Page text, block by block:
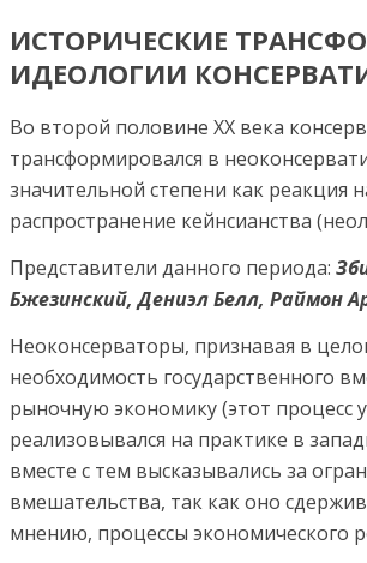
ИСТОРИЧЕСКИЕ
ИДЕОЛОГИИ
Во второй половине ХХ века
трансформировался в
значительной степени как реакция
распространение кейнсианства
Представители данного периода:
Бжезинский, Дениэл Белл, Раймон
Неоконсерваторы, признавая в
необходимость государственного
рыночную экономику (этот процесс
реализовывался на практике в
вместе с тем высказывались за
вмешательства, так как оно
мнению, процессы экономического